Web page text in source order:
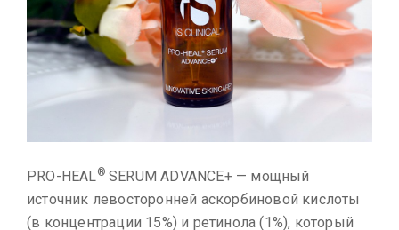
PRO-HEAL ®SERUM ADVANCE+ — мощный
источник левосторонней аскорбиновой кислоты
(в концентрации 15%) и ретинола (1%), который